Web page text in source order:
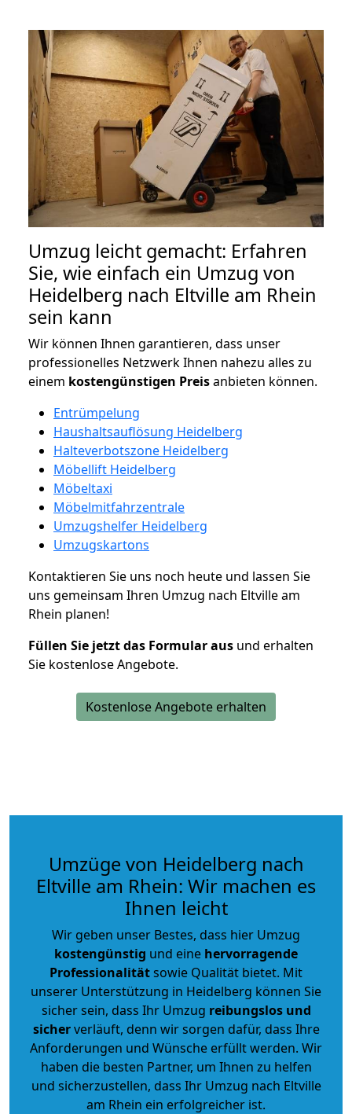
Umzug leicht gemacht: Erfahren
Sie, wie einfach ein Umzug von
Heidelberg nach Eltville am Rhein
sein kann
Wir können Ihnen garantieren, dass unser
professionelles Netzwerk Ihnen nahezu alles zu
einem kostengünstigen Preisanbieten können.
Entrümpelung
Haushaltsauflösung Heidelberg
Halteverbotszone Heidelberg
Möbellift Heidelberg
Möbeltaxi
Möbelmitfahrzentrale
Umzugshelfer Heidelberg
Umzugskartons
Kontaktieren Sie uns noch heute und lassen Sie
uns gemeinsam Ihren Umzug nach Eltville am
Rhein planen!
Füllen Sie jetzt das Formular aus und erhalten
Sie kostenlose Angebote.
Kostenlose Angebote erhalten
Umzüge von Heidelberg nach
Eltville am Rhein: Wir machen es
Ihnen leicht
Wir geben unser Bestes, dass hier Umzug
kostengünstig und eine hervorragende
Professionalitätsowie Qualität bietet. Mit
unserer Unterstützung in Heidelberg können Sie
sicher sein, dass Ihr Umzug reibungslos und
sicherverläuft, denn wir sorgen dafür, dass Ihre
Anforderungen und Wünsche erfüllt werden. Wir
haben die besten Partner, um Ihnen zu helfen
und sicherzustellen, dass Ihr Umzug nach Eltville
am Rhein ein erfolgreicher ist.